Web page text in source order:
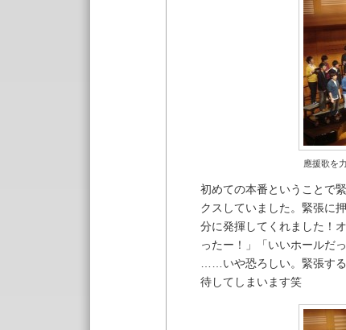
應援歌を
初めての本番ということで
クスしていました。緊張に
分に発揮してくれました！
ったー！」「いいホールだっ
……いや恐ろしい。緊張する
待してしまいます笑